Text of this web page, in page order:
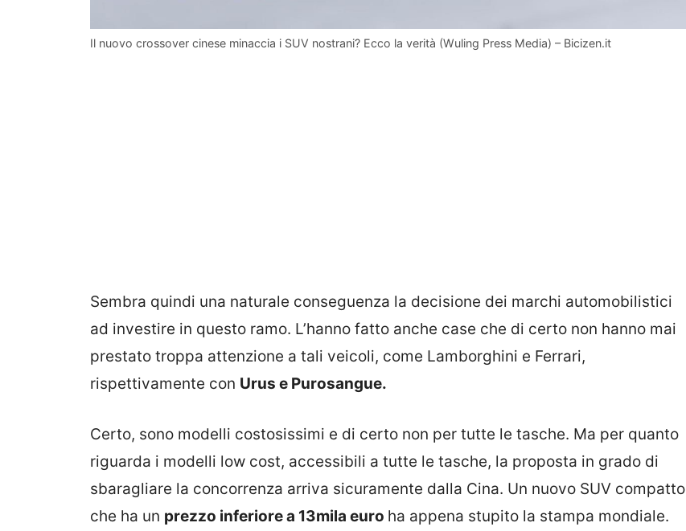
Il nuovo crossover cinese minaccia i SUV nostrani? Ecco la verità (Wuling Press Media) – Bicizen.it
Sembra quindi una naturale conseguenza la decisione dei marchi automobilistici
ad investire in questo ramo. L’hanno fatto anche case che di certo non hanno mai
prestato troppa attenzione a tali veicoli, come Lamborghini e Ferrari,
rispettivamente con Urus e Purosangue.
Certo, sono modelli costosissimi e di certo non per tutte le tasche. Ma per quanto
riguarda i modelli low cost, accessibili a tutte le tasche, la proposta in grado di
sbaragliare la concorrenza arriva sicuramente dalla Cina. Un nuovo SUV compatto
che ha un prezzo inferiore a 13mila euro ha appena stupito la stampa mondiale.